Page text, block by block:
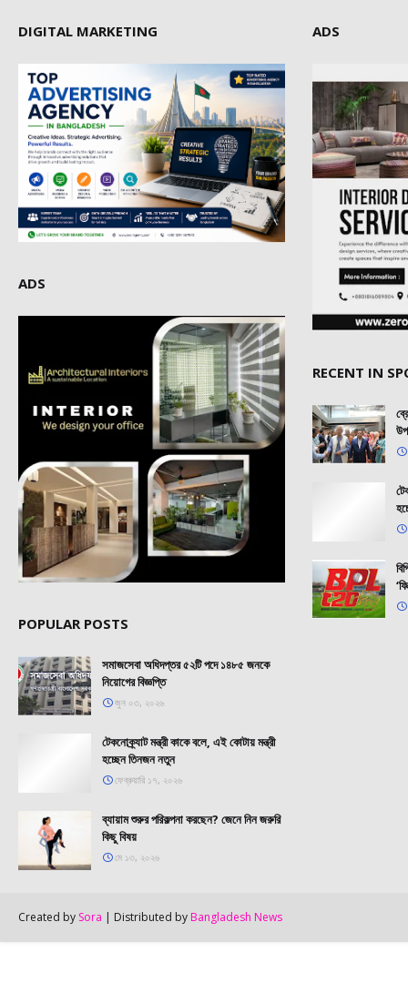
DIGITAL MARKETING
ADS
POPULAR POSTS
সমাজসেবা অধিদপ্তর ৫২টি পদে ১৪৮৫ জনকে
নিয়োগের বিজ্ঞপ্তি
জুন ০৩, ২০২৬
টেকনোক্র্যাট মন্ত্রী কাকে বলে, এই কোটায় মন্ত্রী
হচ্ছেন তিনজন নতুন
ফেব্রুয়ারি ১৭, ২০২৬
ব্যায়াম শুরুর পরিকল্পনা করছেন? জেনে নিন জরুরি
কিছু বিষয়
মে ১৩, ২০২৬
ADS
RECENT IN
Created by Sora | Distributed by Bangladesh News